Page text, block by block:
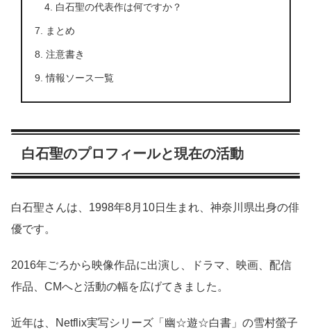
白石聖の代表作は何ですか？
まとめ
注意書き
情報ソース一覧
白石聖のプロフィールと現在の活動
白石聖さんは、1998年8月10日生まれ、神奈川県出身の俳
優です。
2016年ごろから映像作品に出演し、ドラマ、映画、配信
作品、CMへと活動の幅を広げてきました。
近年は、Netflix実写シリーズ「幽☆遊☆白書」の雪村螢子